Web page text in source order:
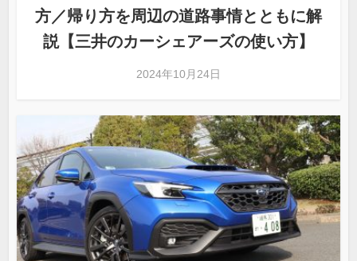
方／帰り方を周辺の道路事情とともに解
説【三井のカーシェアーズの使い方】
2024年10月24日